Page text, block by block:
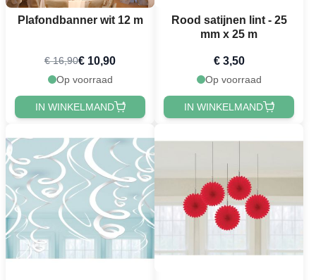
Plafondbanner wit 12 m
€ 16,90€ 10,90
Op voorraad
IN WINKELMAND
Rood satijnen lint - 25
mm x 25 m
€ 3,50
Op voorraad
IN WINKELMAND